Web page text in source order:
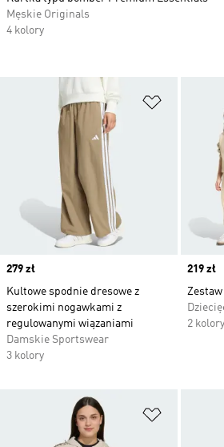
Dodaj do
Price
279 zł
Kultowe spodnie dresowe z
szerokimi nogawkami z
regulowanymi wiązaniami
Damskie Sportswear
3 kolory
Price
219 zł
2 kolory
Męskie Originals
4 kolory